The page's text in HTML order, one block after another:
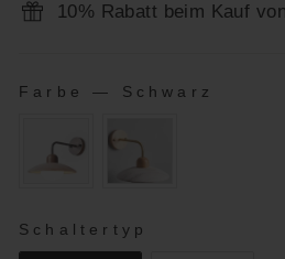
10% Rabatt beim Kauf
Farbe — Schwarz
Schaltertyp
SCHALTERTYP